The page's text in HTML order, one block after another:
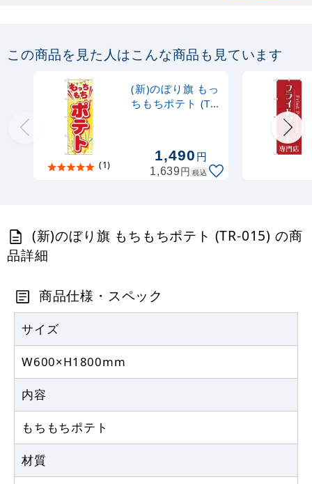
1.6～3m 伸縮式 緑 (30537GRN)
売り切れ中
定番のぼり竿 オリジナルのぼりポール
1.6～3m 伸縮式 水色 (30537SBL)
367
定番のぼり竿 オリジナルのぼりポール
367
カゴへ
注水型マルチのぼりスタンド 20L
この商品を見た人はこんな商品も見ています
(1)
(新)のぼり旗 もっ
ちもちポテト (TR-
1,490円
1,639円 税込
(新)のぼり旗 もちもちポテト (TR-015) の商
品詳細
商品仕様・スペック
サイズ
W600×H1800mm
内容
もちもちポテト
材質